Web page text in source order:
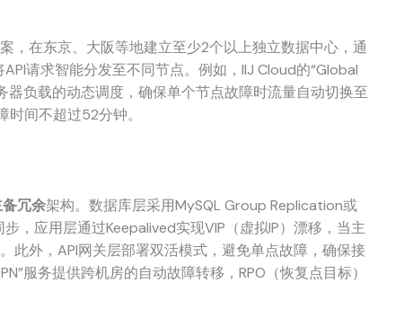
，在东京、大阪等地建立至少2个以上独立数据中心，通
请求智能分发至不同节点。例如，IIJ Cloud的“Global
负载的动态调度，确保单个节点故障时流量自动切换至
间不超过52分钟。
冗余架构。数据库层采用MySQL Group Replication或
，应用层通过Keepalived实现VIP（虚拟IP）漂移，当主
此外，API网关层部署双活模式，避免单点故障，确保接
服务提供跨机房的自动故障转移，RPO（恢复点目标）